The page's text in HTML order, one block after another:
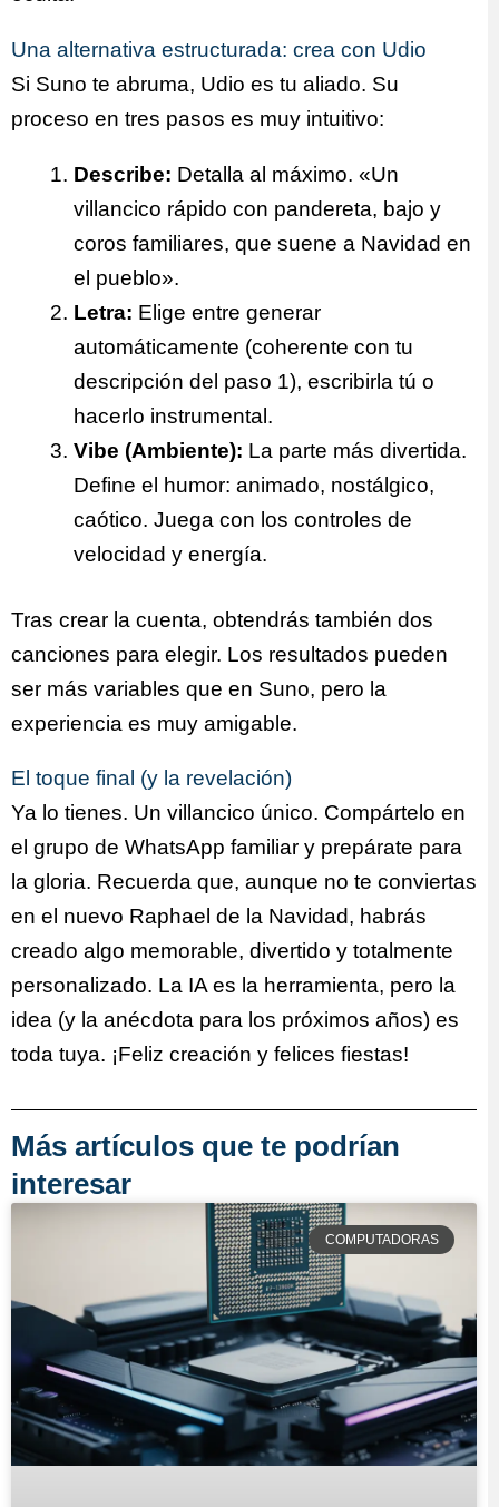
Una alternativa estructurada: crea con Udio
Si Suno te abruma, Udio es tu aliado. Su
proceso en tres pasos es muy intuitivo:
Describe: Detalla al máximo. «Un
villancico rápido con pandereta, bajo y
coros familiares, que suene a Navidad en
el pueblo».
Letra: Elige entre generar
automáticamente (coherente con tu
descripción del paso 1), escribirla tú o
hacerlo instrumental.
Vibe (Ambiente): La parte más divertida.
Define el humor: animado, nostálgico,
caótico. Juega con los controles de
velocidad y energía.
Tras crear la cuenta, obtendrás también dos
canciones para elegir. Los resultados pueden
ser más variables que en Suno, pero la
experiencia es muy amigable.
El toque final (y la revelación)
Ya lo tienes. Un villancico único. Compártelo en
el grupo de WhatsApp familiar y prepárate para
la gloria. Recuerda que, aunque no te conviertas
en el nuevo Raphael de la Navidad, habrás
creado algo memorable, divertido y totalmente
personalizado. La IA es la herramienta, pero la
idea (y la anécdota para los próximos años) es
toda tuya. ¡Feliz creación y felices fiestas!
Más artículos que te podrían
interesar
COMPUTADORAS